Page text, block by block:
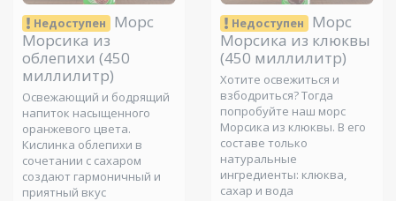
Недоступен
Морс
Морсика из
облепихи (450
миллилитр)
Освежающий и бодрящий
напиток насыщенного
оранжевого цвета.
Кислинка облепихи в
сочетании с сахаром
создают гармоничный и
приятный вкус
Недоступен
Морс
Морсика из клюквы
(450 миллилитр)
Хотите освежиться и
взбодриться? Тогда
попробуйте наш морс
Морсика из клюквы. В его
составе только
натуральные
ингредиенты: клюква,
сахар и вода